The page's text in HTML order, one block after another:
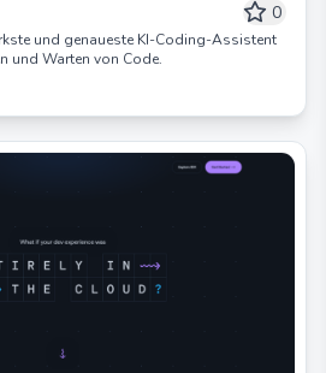
0
und genaueste KI-Coding-Assistent
und Warten von Code.